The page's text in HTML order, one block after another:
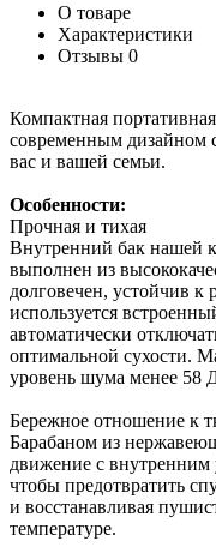
О товаре
Характеристики
Отзывы 0
Компактная
современным дизайном
вас и вашей семьи.
Особенности:
Прочная и тихая
Внутренний бак нашей
выполнен из
долговечен, устойчив
используется
автоматически
оптимальной сухости.
уровень шума менее 58
Бережное отношение к
Барабаном из
движение с внутренним
чтобы предотвратить
и восстанавливая
температуре.